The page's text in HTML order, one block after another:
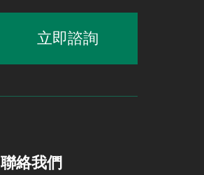
立即諮詢
聯絡我們